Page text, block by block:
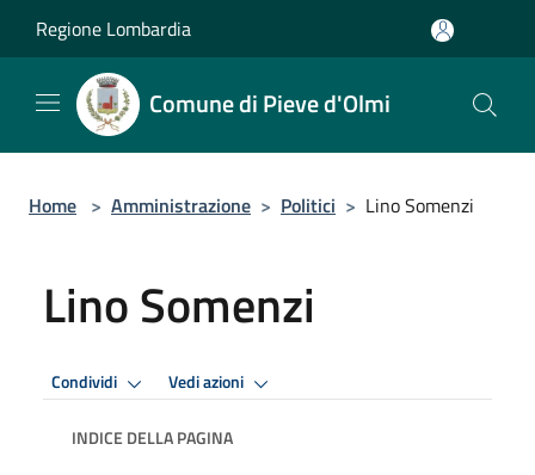
Regione Lombardia
Comune di Pieve d'Olmi
Home > Amministrazione > Politici > Lino Somenzi
Lino Somenzi
Condividi Vedi azioni
INDICE DELLA PAGINA